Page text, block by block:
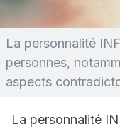
La personnalité
personnes,
aspects
La personnalité